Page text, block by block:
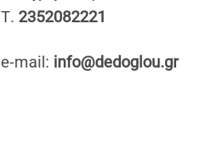
Τ. 2352082221
e-mail: info@dedoglou.gr